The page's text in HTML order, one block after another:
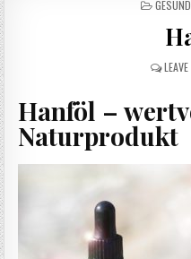
Hanföl –
Naturprodukt